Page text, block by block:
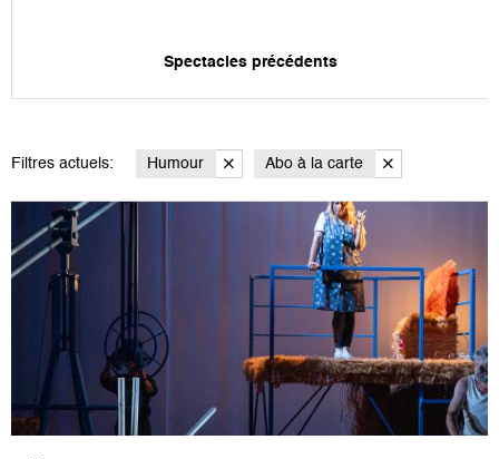
Spectacles précédents
Filtres actuels: Humour Abo à la carte